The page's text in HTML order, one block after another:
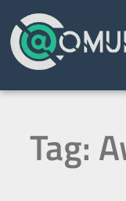
Tag: